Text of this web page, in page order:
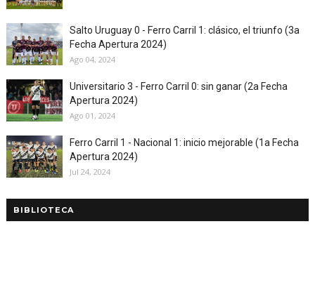
Salto Uruguay 0 - Ferro Carril 1: clásico, el triunfo (3a
Fecha Apertura 2024)
Ago 04, 2024
Universitario 3 - Ferro Carril 0: sin ganar (2a Fecha
Apertura 2024)
Ago 01, 2024
Ferro Carril 1 - Nacional 1: inicio mejorable (1a Fecha
Apertura 2024)
Jul 24, 2024
BIBLIOTECA